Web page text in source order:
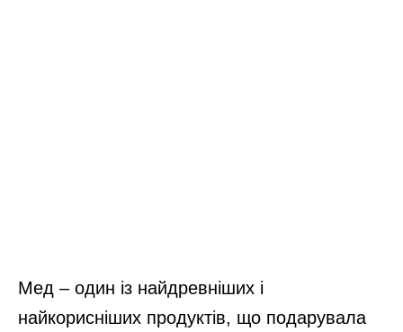
Мед – один із найдревніших і
найкорисніших продуктів, що подарувала